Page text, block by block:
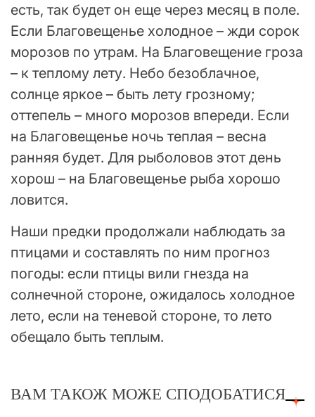
есть, так будет он еще через месяц в поле.
Если Благовещенье холодное – жди сорок
морозов по утрам. На Благовещение гроза
– к теплому лету. Небо безоблачное,
солнце яркое – быть лету грозному;
оттепель – много морозов впереди. Если
на Благовещенье ночь теплая – весна
ранняя будет. Для рыболовов этот день
хорош – на Благовещенье рыба хорошо
ловится.
Наши предки продолжали наблюдать за
птицами и составлять по ним прогноз
погоды: если птицы вили гнезда на
солнечной стороне, ожидалось холодное
лето, если на теневой стороне, то лето
обещало быть теплым.
ВАМ ТАКОЖ МОЖЕ СПОДОБАТИСЯ